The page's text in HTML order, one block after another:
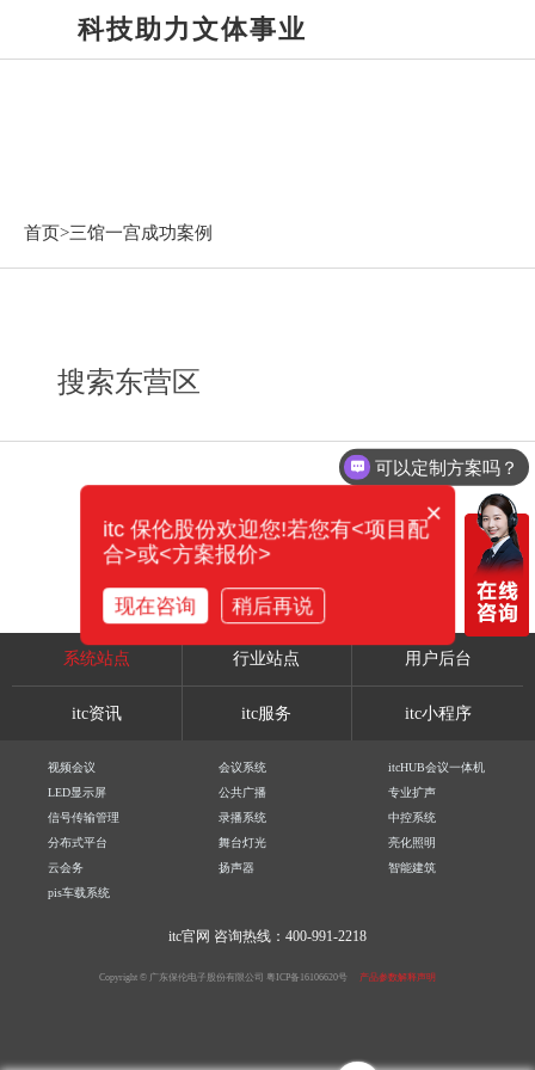
科技助力文体事业
首页>三馆一宫成功案例
搜索东营区
系统站点 行业站点 用户后台
itc资讯 itc服务 itc小程序
视频会议 会议系统
itcHUB会议一体机
LED显示屏
公共广播
专业扩声
信号传输管理
录播系统
中控系统
分布式平台
舞台灯光
亮化照明
云会务
扬声器
智能建筑
pis车载系统
itc官网 咨询热线：400-991-2218
Copyright © 广东保伦电子股份有限公司 粤ICP备16106620号 产品参数解释声明
可以定制方案吗？
×
itc 保伦股份欢迎您!若您有<项目配
合>或<方案报价>
现在咨询 稍后再说